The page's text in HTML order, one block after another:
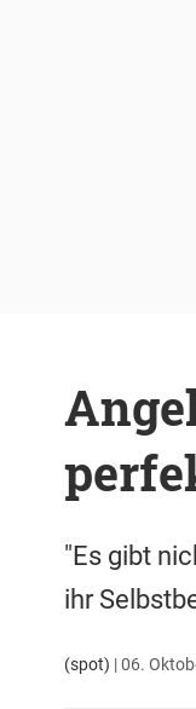
"Es gibt
ihr
(spot) |06.